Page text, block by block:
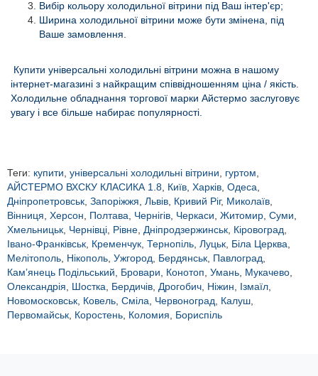
Вибір кольору холодильної вітрини під Ваш інтер'єр;
Ширина холодильної вітрини може бути змінена, під
Ваше замовлення.
Купити універсальні холодильні вітрини можна в нашому
інтернет-магазині з найкращим співвідношенням ціна / якість.
Холодильне обладнання торгової марки Айстермо заслуговує
увагу і все більше набирає популярності.
Теги: купити універсальні холодильні вітрини гуртом
АЙСТЕРМО ВХСКУ КЛАСИКА 1.8 Київ Харків Одеса
Дніпропетровськ Запоріжжя Львів Кривий Ріг, Миколаїв
Вінниця Херсон Полтава Чернігів Черкаси Житомир Суми
Хмельницьк Чернівці Рівне Дніпродзержинськ Кіровоград
Івано-Франківськ Кременчук Тернопіль Луцьк Біла Церква
Мелітополь Нікополь Ужгород Бердянськ Павлоград
Кам’янець Подільський
Бровари Конотоп Умань Мукачево
Олександрія
Шостка Бердичів Дрогобич Ніжин Ізмаїл
Новомосковськ Ковель Сміла Червоноград Калуш
Первомайськ Коростень Коломия Бориспіль